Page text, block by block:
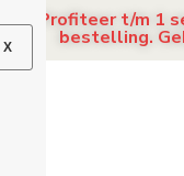
Profiteer t/m 1
bestelling.
X